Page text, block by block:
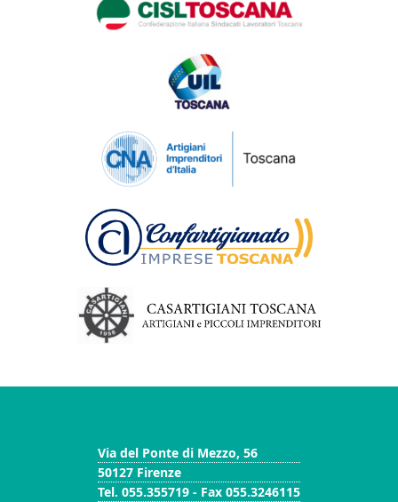
Via del Ponte di Mezzo, 56
50127 Firenze
Tel. 055.355719 - Fax 055.3246115